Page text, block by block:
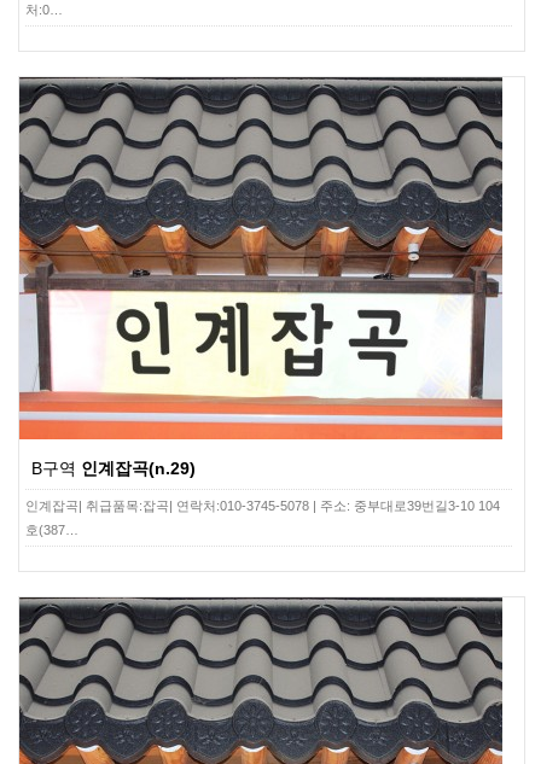
처:0…
B구역 인계잡곡(n.29)
인계잡곡| 취급품목:잡곡| 연락처:010-3745-5078 | 주소: 중부대로39번길3-10 104
호(387…